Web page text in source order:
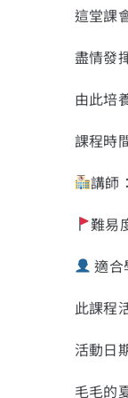
這堂課
盡情發
由此培
課程時
講師
難易
適合
此課程
活動日
毛毛的